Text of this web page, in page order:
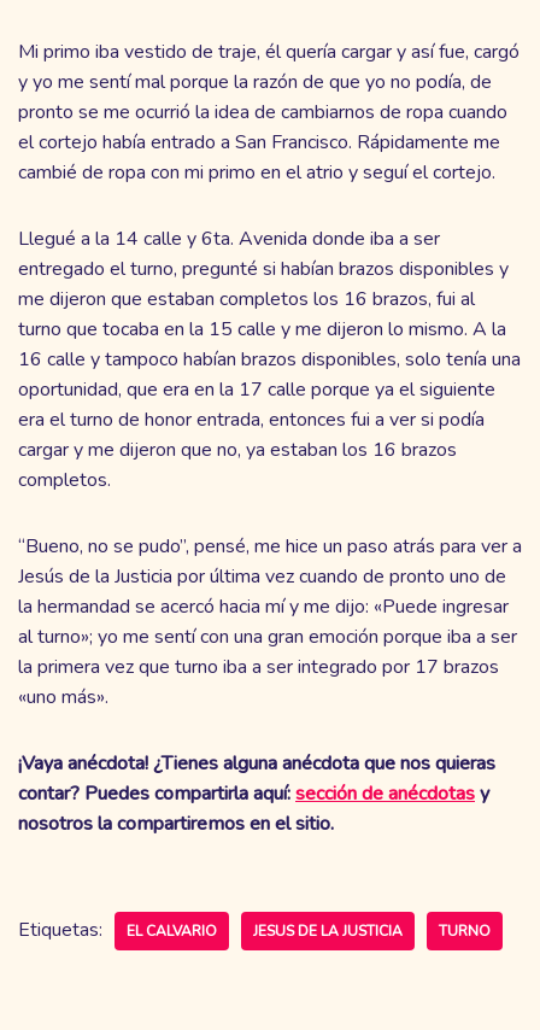
Mi primo iba vestido de traje, él quería cargar y así fue, cargó
y yo me sentí mal porque la razón de que yo no podía, de
pronto se me ocurrió la idea de cambiarnos de ropa cuando
el cortejo había entrado a San Francisco. Rápidamente me
cambié de ropa con mi primo en el atrio y seguí el cortejo.
Llegué a la 14 calle y 6ta. Avenida donde iba a ser
entregado el turno, pregunté si habían brazos disponibles y
me dijeron que estaban completos los 16 brazos, fui al
turno que tocaba en la 15 calle y me dijeron lo mismo. A la
16 calle y tampoco habían brazos disponibles, solo tenía una
oportunidad, que era en la 17 calle porque ya el siguiente
era el turno de honor entrada, entonces fui a ver si podía
cargar y me dijeron que no, ya estaban los 16 brazos
completos.
“Bueno, no se pudo”, pensé, me hice un paso atrás para ver a
Jesús de la Justicia por última vez cuando de pronto uno de
la hermandad se acercó hacia mí y me dijo: «Puede ingresar
al turno»; yo me sentí con una gran emoción porque iba a ser
la primera vez que turno iba a ser integrado por 17 brazos
«uno más».
¡Vaya anécdota! ¿Tienes alguna anécdota que nos quieras
contar? Puedes compartirla aquí:sección de anécdotasy
nosotros la compartiremos en el sitio.
Etiquetas: EL CALVARIO JESUS DE LA JUSTICIA TURNO